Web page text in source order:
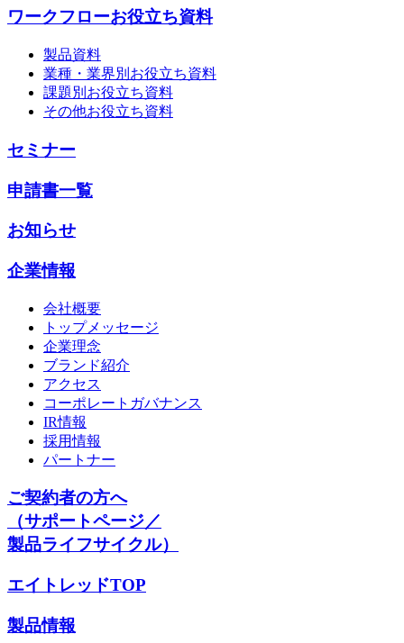
ワークフローお役立ち資料
製品資料
業種・業界別お役立ち資料
課題別お役立ち資料
その他お役立ち資料
セミナー
申請書一覧
お知らせ
企業情報
会社概要
トップメッセージ
企業理念
ブランド紹介
アクセス
コーポレートガバナンス
IR情報
採用情報
パートナー
ご契約者の方へ
（サポートページ／
製品ライフサイクル）
エイトレッドTOP
製品情報